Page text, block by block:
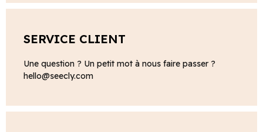
SERVICE CLIENT
Une question ? Un petit mot à nous faire passer ?
hello@seecly.com